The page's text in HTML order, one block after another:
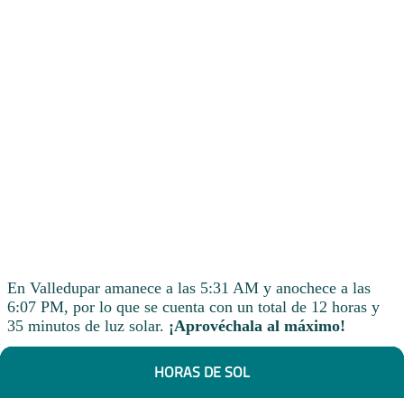
En Valledupar amanece a las 5:31 AM y anochece a las
6:07 PM, por lo que se cuenta con un total de 12 horas y
35 minutos de luz solar. ¡Aprovéchala al máximo!
HORAS DE SOL